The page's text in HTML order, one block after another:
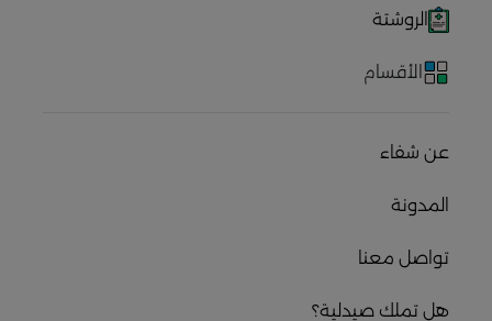
الروشتة
الأقسام
عن شفاء
المدونة
تواصل معنا
هل تملك صيدلية؟